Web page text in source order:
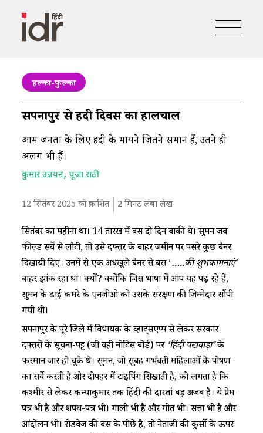
हल्का-फुल्का
सपनापुर से हिंदी दिवस का हालचाल
आम जनता के लिए हिंदी के मायने जितने समान हैं, उतने ही
अलग भी हैं।
कुमार उन्नयन,पूजा राठी
12 सितंबर 2025 को प्रकाशित 2मिनट लंबा लेख
सितंबर का महीना था। 14 तारीख में बस दो दिन बाकी थे। सुमन जब
फील्ड सर्वे से लौटी, तो उसे दफ्तर के बाहर जमीन पर पसरे कुछ बैनर
दिखायी दिए। उनमें से एक अधखुले बैनर से बस ‘…..की शुभकामनाएं’
बाहर झांक रहा था। क्यों? क्योंकि जिस भाषा में आप यह पढ़ रहे हैं,
सुमन के ढाई कमरे के एनजीओ को उसके संरक्षण की जिम्मेदारी सौंपी
गयी थी।
सपनापुर के पूरे जिले में विधायक के व्हाट्सएप्प से लेकर सरकारी
दफ्तरों के सूचना-पट्ट (जी वही नोटिस बोर्ड) पर ‘हिंदी पखवाड़ा’के
फरमान जारी हो चुके थे। सुमन, जो सुबह गर्भवती महिलाओं के पोषण
का सर्वे करती है और दोपहर में टाइपिंग सिखाती है, को लगता है कि
कश्मीर से लेकर कन्याकुमारी तक हिंदी की दास्तां बड़ी अजब है। ये प्रेम-
पत्र भी है और शपथ-पत्र भी। गाली भी है और गीत भी। सत्ता भी है और
आंदोलन भी। रोडवेज की बस के पीछे है, तो नेताजी की कुर्सी के ऊपर